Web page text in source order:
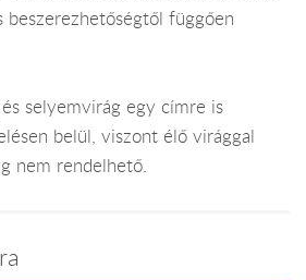
függően
selyemvirág egy címre is
belül, viszont élő virággal
nem rendelhető.